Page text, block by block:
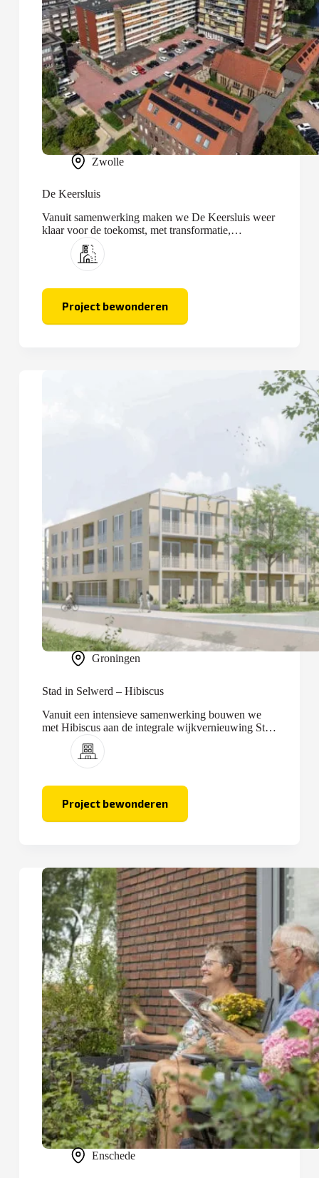
Zwolle
De Keersluis
Vanuit samenwerking maken we De Keersluis weer
klaar voor de toekomst, met transformatie,
optopping en nieuwbouw.
Project bewonderen
De
Keersluis
Groningen
Stad in Selwerd – Hibiscus
Vanuit een intensieve samenwerking bouwen we
met Hibiscus aan de integrale wijkvernieuwing Stad
in Selwerd.
Project bewonderen
Stad
in
Enschede